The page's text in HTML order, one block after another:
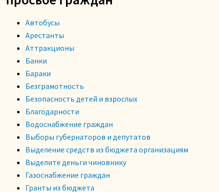
Автобусы
Арестанты
Аттракционы
Банки
Бараки
Безграмотность
Безопасность детей и взрослых
Благодарности
Водоснабжение граждан
Выборы губернаторов и депутатов
Выделение средств из бюджета организациям
Выделите деньги чиновнику
Газоснабжение граждан
Гранты из бюджета